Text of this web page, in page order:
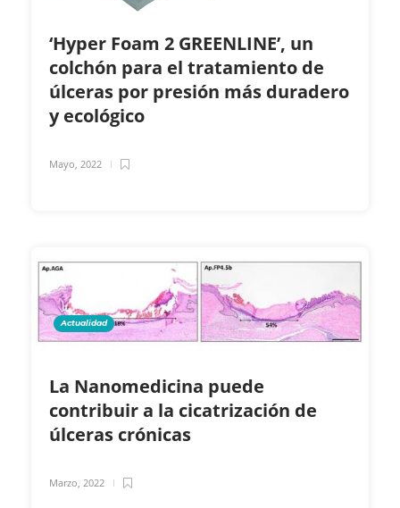
‘Hyper Foam 2 GREENLINE’, un
colchón para el tratamiento de
úlceras por presión más duradero
y ecológico
Mayo, 2022
Actualidad
La Nanomedicina puede
contribuir a la cicatrización de
úlceras crónicas
Marzo, 2022